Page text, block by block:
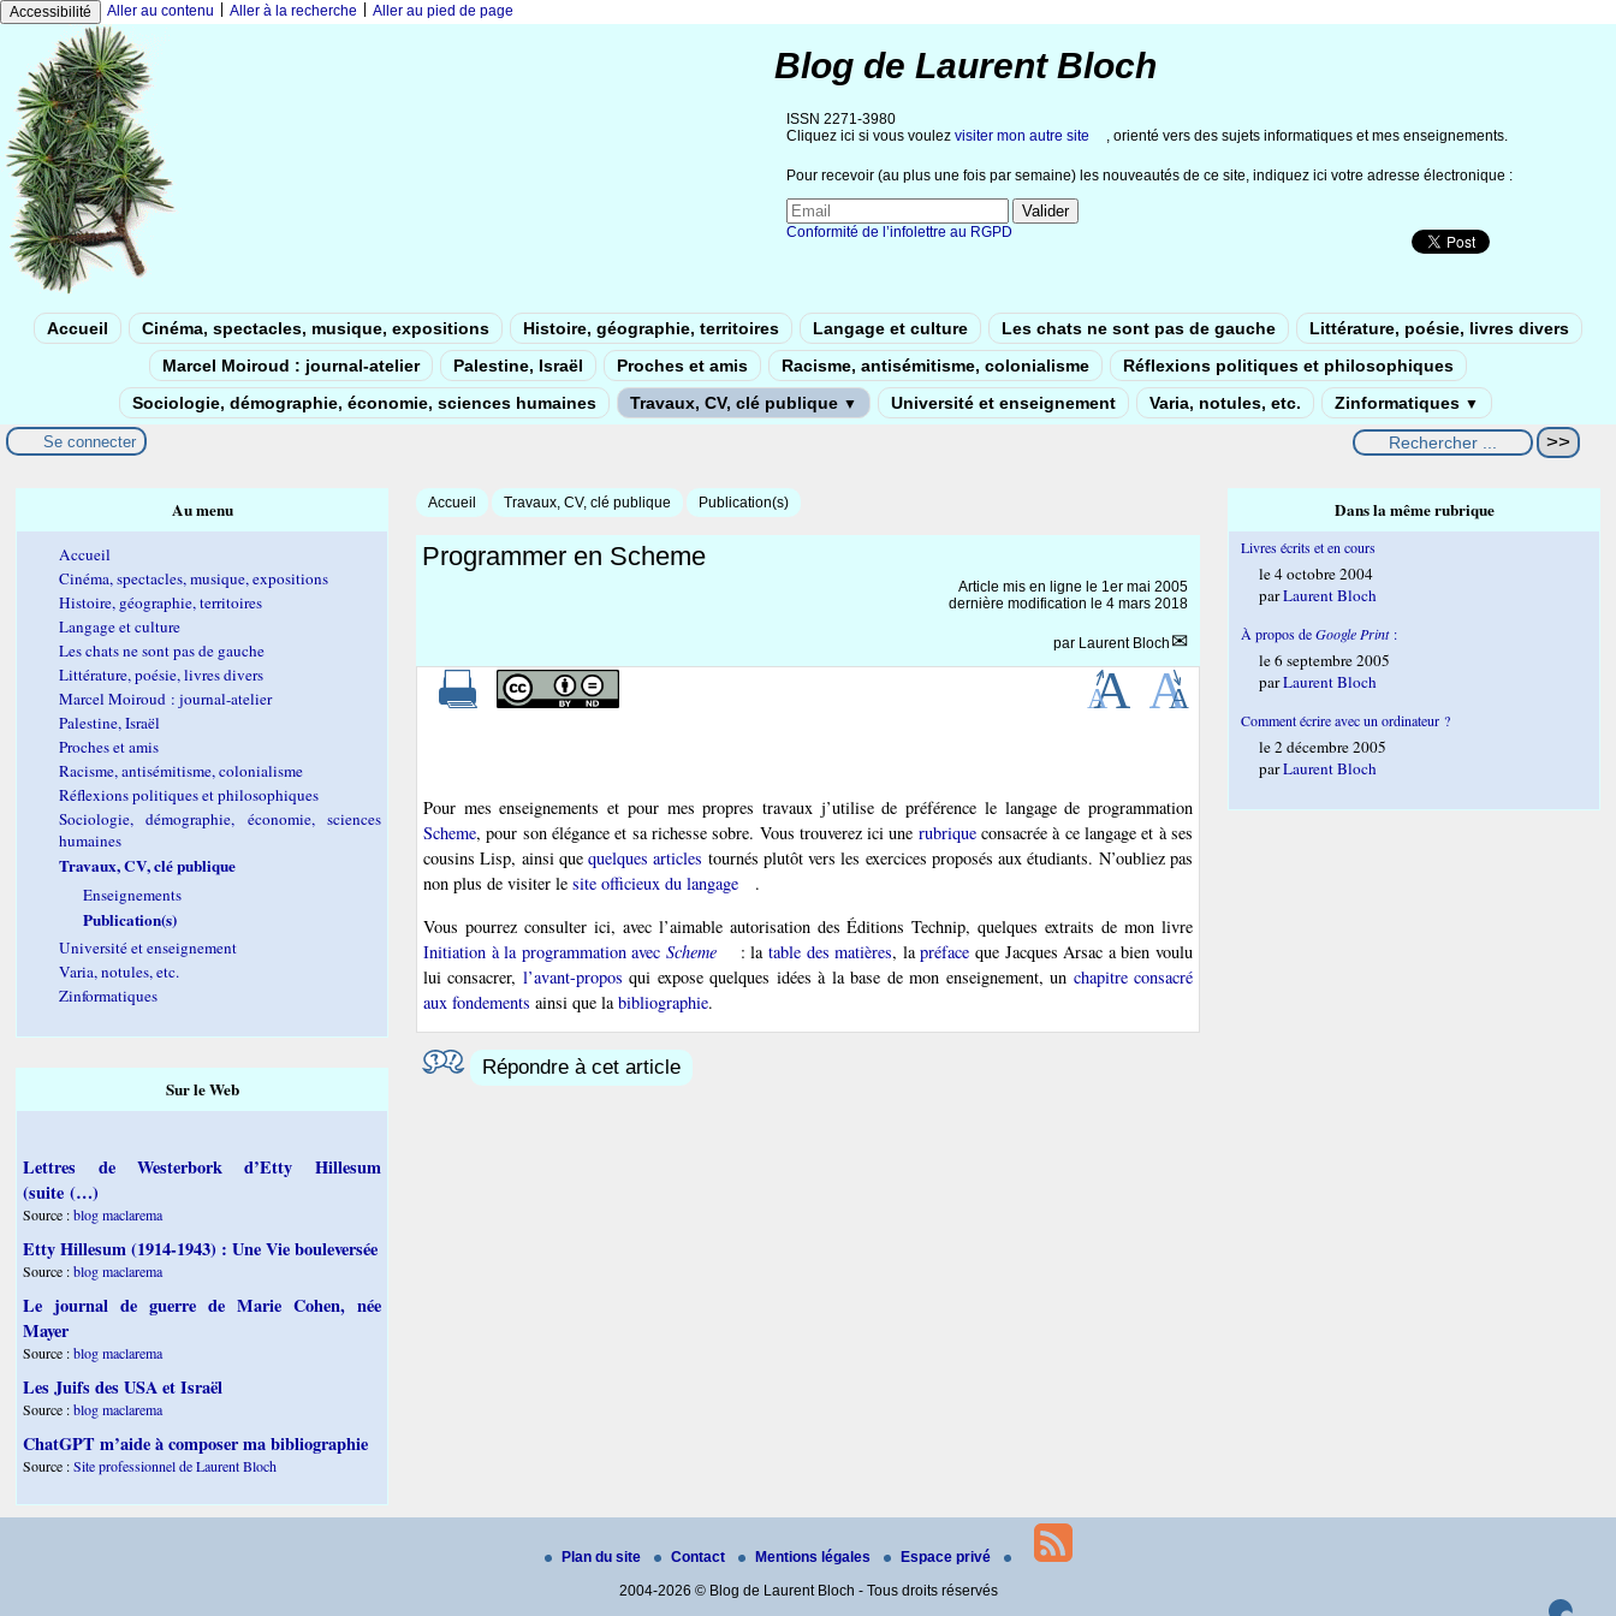
Accessibilité Aller au contenu Aller à la recherche Aller au pied de page
Blog de Laurent Bloch
ISSN 2271-3980
Cliquez ici si vous voulez visiter mon autre site , orienté vers des sujets informatiques et mes enseignements.
Pour recevoir (au plus une fois par semaine) les nouveautés de ce site, indiquez ici votre adresse électronique :
Conformité de l’infolettre au RGPD
Accueil Cinéma, spectacles, musique, expositions Histoire, géographie, territoires Langage et culture Les chats ne sont pas de gauche
Littérature, poésie, livres divers
Marcel Moiroud : journal-atelier
Palestine, Israël Proches et amis Racisme, antisémitisme, colonialisme
Réflexions politiques et philosophiques
Sociologie, démographie, économie, sciences humaines
Travaux, CV, clé publique ▼ Université et enseignement Varia, notules, etc. Zinformatiques ▼
Se connecter
Accueil Travaux, CV, clé publique Publication(s)
Programmer en Scheme
Article mis en ligne le 1er mai 2005
dernière modification le 4 mars 2018
par Laurent Bloch
Pour mes enseignements et pour mes propres travaux j’utilise de préférence le langage de programmation
Scheme, pour son élégance et sa richesse sobre. Vous trouverez ici une rubriqueconsacrée à ce langage et à ses
cousins Lisp, ainsi quequelques articles tournés plutôt vers les exercices proposés aux étudiants. N’oubliez pas
non plus de visiter le site officieux du langage
.
Vous pourrez consulter ici, avec l’aimable autorisation des Éditions Technip, quelques extraits de mon livre
Initiation à la programmation avecScheme : la table des matières, lapréface que Jacques Arsac a bien voulu
lui consacrer, l’avant-propos qui expose quelques idées à la base de mon enseignement, un chapitre consacré
aux fondements ainsi que la bibliographie.
Répondre à cet article
Au menu
Accueil
Cinéma, spectacles, musique, expositions
Histoire, géographie, territoires
Langage et culture
Les chats ne sont pas de gauche
Littérature, poésie, livres divers
Marcel Moiroud : journal-atelier
Palestine, Israël
Proches et amis
Racisme, antisémitisme, colonialisme
Réflexions politiques et philosophiques
Sociologie, démographie, économie, sciences
humaines
Travaux, CV, clé publique
Enseignements
Publication(s)
Université et enseignement
Varia, notules, etc.
Zinformatiques
Sur le Web
Lettres de Westerbork d’Etty Hillesum
(suite (…)
Source :blog maclarema
Etty Hillesum (1914-1943) : Une Vie bouleversée
Source :blog maclarema
Le journal de guerre de Marie Cohen, née
Mayer
Source :blog maclarema
Les Juifs des USA et Israël
Source :blog maclarema
ChatGPT m’aide à composer ma bibliographie
Source :Site professionnel de Laurent Bloch
Dans la même rubrique
Livres écrits et en cours
le 4 octobre 2004
parLaurent Bloch
À propos deGoogle Print:
le 6 septembre 2005
parLaurent Bloch
Comment écrire avec un ordinateur ?
le 2 décembre 2005
parLaurent Bloch
Plan du site Contact Mentions légales
Espace privé
2004-2026 © Blog de Laurent Bloch - Tous droits réservés